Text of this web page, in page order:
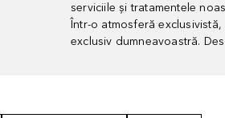
serviciile și tratamentele
Într-o atmosferă
exclusiv dumneavoastră.